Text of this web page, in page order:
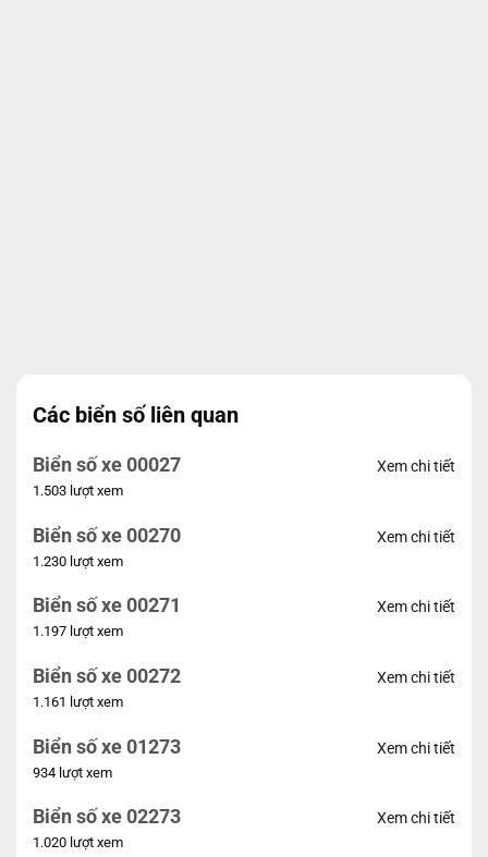
Các biển số liên quan
Biển số xe 00027
1.503 lượt xem
Xem chi tiết
Biển số xe 00270
1.230 lượt xem
Xem chi tiết
Biển số xe 00271
1.197 lượt xem
Xem chi tiết
Biển số xe 00272
1.161 lượt xem
Xem chi tiết
Biển số xe 01273
934 lượt xem
Xem chi tiết
Biển số xe 02273
1.020 lượt xem
Xem chi tiết